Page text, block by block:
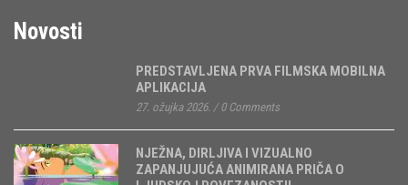
Novosti
PREDSTAVLJENA PRVA FILMSKA MOBILNA
APLIKACIJA
27. ožujka 2026. / 0 Comments
NJEŽNA, DIRLJIVA I VIZUALNO
ZAPANJUJUĆA ANIMIRANA PRIČA O